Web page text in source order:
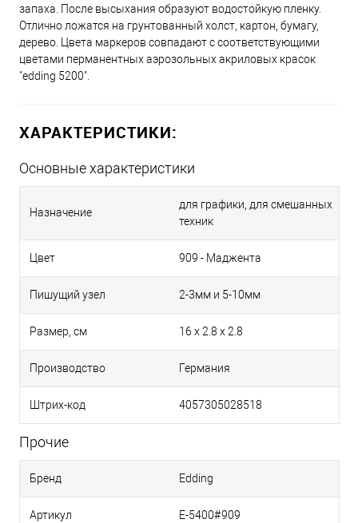
66 - Неон оранжевый
255 - Теплый бежевый
904 - Зеленый мох
905 - Дорожный желтый
запаха. После высыхания образуют водостойкую пленку.
Отлично ложатся на грунтованный холст, картон, бумагу,
дерево. Цвета маркеров совпадают с соответствующими
цветами перманентных аэрозольных акриловых красок
"edding 5200".
ХАРАКТЕРИСТИКИ:
Основные характеристики
Назначение
для графики, для смешанных
техник
Цвет 909 - Маджента
Пишущий узел 2-3мм и 5-10мм
Размер, см 16 х 2.8 х 2.8
Производство Германия
Штрих-код 4057305028518
Прочие
Бренд Edding
Артикул E-5400#909